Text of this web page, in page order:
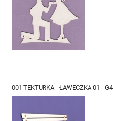
001 TEKTURKA - ŁAWECZKA 01 - G4